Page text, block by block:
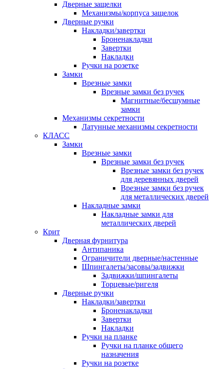
Дверные защелки
Механизмы/корпуса защелок
Дверные ручки
Накладки/завертки
Броненакладки
Завертки
Накладки
Ручки на розетке
Замки
Врезные замки
Врезные замки без ручек
Магнитные/бесшумные
замки
Механизмы секретности
Латунные механизмы секретности
КЛАСС
Замки
Врезные замки
Врезные замки без ручек
Врезные замки без ручек
для деревянных дверей
Врезные замки без ручек
для металлических дверей
Накладные замки
Накладные замки для
металлических дверей
Крит
Дверная фурнитура
Антипаника
Ограничители дверные/настенные
Шпингалеты/засовы/задвижки
Задвижки/шпингалеты
Торцевые/ригеля
Дверные ручки
Накладки/завертки
Броненакладки
Завертки
Накладки
Ручки на планке
Ручки на планке общего
назначения
Ручки на розетке